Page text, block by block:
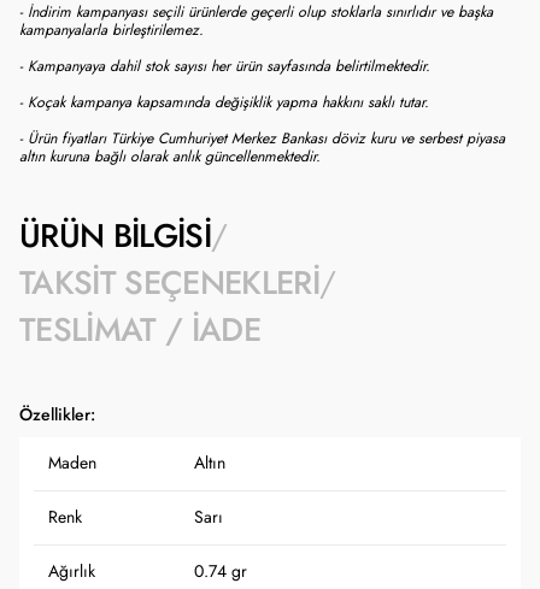
- İndirim kampanyası seçili ürünlerde geçerli olup stoklarla sınırlıdır ve başka
kampanyalarla birleştirilemez.
- Kampanyaya dahil stok sayısı her ürün sayfasında belirtilmektedir.
- Koçak kampanya kapsamında değişiklik yapma hakkını saklı tutar.
- Ürün fiyatları Türkiye Cumhuriyet Merkez Bankası döviz kuru ve serbest piyasa
altın kuruna bağlı olarak anlık güncellenmektedir.
ÜRÜN BILGISI
TAKSIT SEÇENEKLERI
TESLIMAT / İADE
Özellikler:
Maden Altın
Renk Sarı
Ağırlık 0.74 gr